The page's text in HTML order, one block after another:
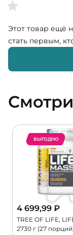
Этот товар ещё
стать первым,
ВЫГОДНО
4 699,99 ₽
TREE OF LIFE,
2730 г (27